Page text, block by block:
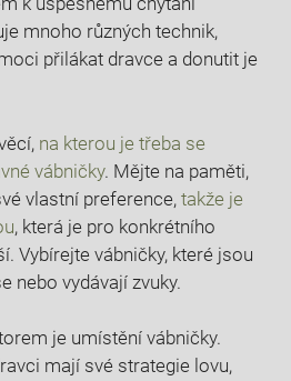
mnoho různých technik,
přilákat dravce a donutit je
na kterou je třeba se
vábničky. Mějte na paměti,
vlastní preference, takže je
, která je pro konkrétního
Vybírejte vábničky, které jsou
nebo vydávají zvuky.
je umístění vábničky.
mají své strategie lovu,